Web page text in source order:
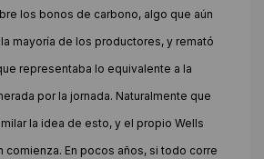
los bonos de carbono, algo que aún
mayoría de los productores, y remató
representaba lo equivalente a la
por la jornada. Naturalmente que
la idea de esto, y el propio Wells
comienza. En pocos años, si todo corre